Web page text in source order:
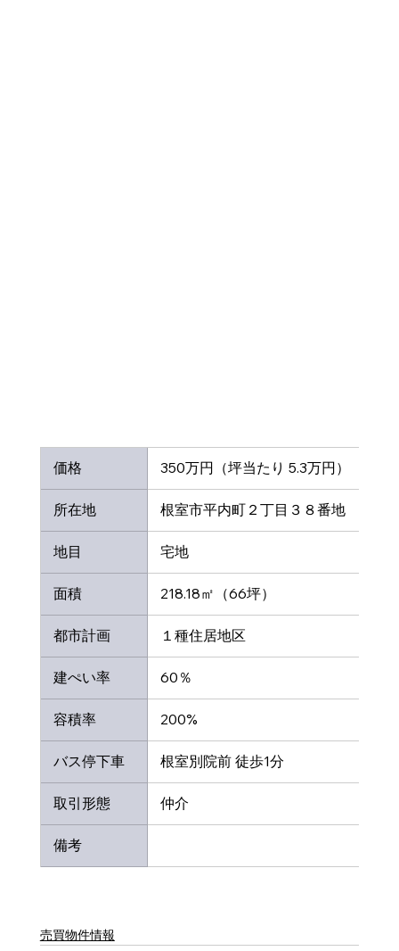
価格 350万円（坪当たり 5.3万円）
所在地 根室市平内町２丁目３８番地
地目 宅地
面積 218.18㎡（66坪）
都市計画 １種住居地区
建ぺい率 60％
容積率 200%
バス停下車 根室別院前 徒歩1分
取引形態 仲介
備考
売買物件情報